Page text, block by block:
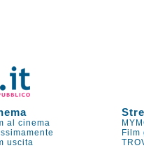
al cinema
Film
uscita